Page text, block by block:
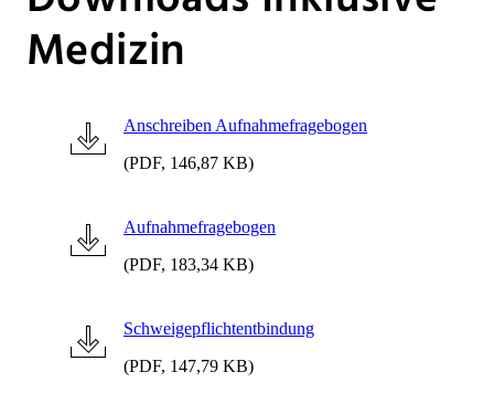
Medizin
Anschreiben Aufnahmefragebogen
(PDF, 146,87 KB)
Aufnahmefragebogen
(PDF, 183,34 KB)
Schweigepflichtentbindung
(PDF, 147,79 KB)